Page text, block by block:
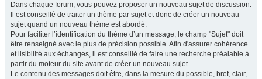
Dans chaque forum, vous pouvez proposer un nouveau sujet de discussion.
Il est conseillé de traiter un thème par sujet et donc de créer un nouveau
sujet quand un nouveau thème est abordé.
Pour faciliter l’identification du thème d’un message, le champ "Sujet" doit
être renseigné avec le plus de précision possible. Afin d'assurer cohérence
et lisibilité aux échanges, il est conseillé de faire une recherche préalable à
partir du moteur du site avant de créer un nouveau sujet.
Le contenu des messages doit être, dans la mesure du possible, bref, clair,